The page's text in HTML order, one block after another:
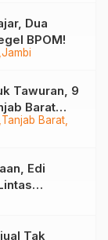
Jambi
Dua
BPOM!
Tanjab Barat
Tawuran, 9
Barat
Edi
Tak